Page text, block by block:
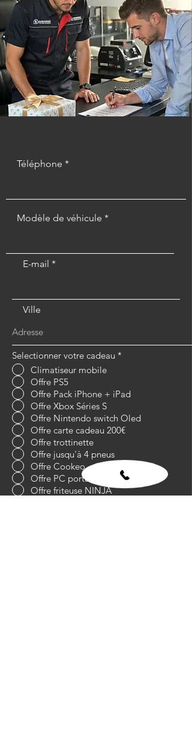
Téléphone
Modèle de véhicule
E-mail
Ville
Selectionner votre cadeau *
Climatiseur mobile
Offre PS5
Offre Pack iPhone + iPad
Offre Xbox Séries S
Offre Nintendo switch Oled
Offre carte cadeau 200€
Offre trottinette
Offre jusqu'à 4 pneus
Offre Cookeo
Offre PC portable
Offre friteuse NINJA